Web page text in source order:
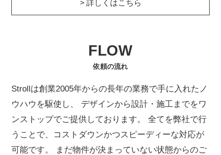
> 詳しくはこちら
FLOW
依頼の流れ
Strollは創業2005年からの長年の業務で手に入れたノ
ウハウを駆使し、
デザインから設計・施工までをワ
ンストップでご提供しております。
全てを弊社で行
うことで、コストダウンかつスピーディーな対応が
可能です。
まだ物件が決まっていない状態からのご